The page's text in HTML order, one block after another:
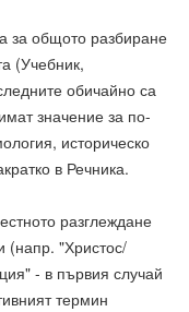
за общото разбиране
(Учебник,
обичайно са
значение за по-
историческо
в Речника.
разглеждане
(напр. "Христос/
- в първия случай
термин